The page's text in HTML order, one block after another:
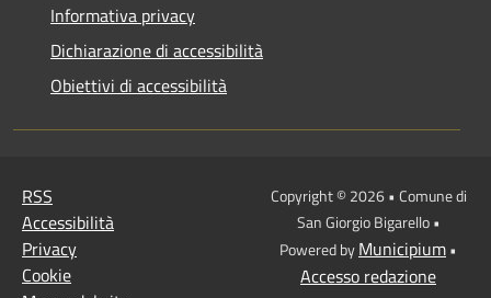
Informativa privacy
Dichiarazione di accessibilità
Obiettivi di accessibilità
RSS
Accessibilità
Privacy
Cookie
Copyright © 2026 • Comune di
San Giorgio Bigarello •
Powered byMunicipium•
Accesso redazione